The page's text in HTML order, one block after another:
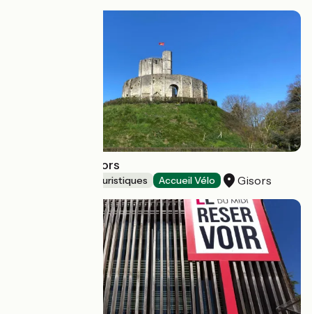
Château de Gisors
Musées et sites touristiques Accueil Vélo Gisors